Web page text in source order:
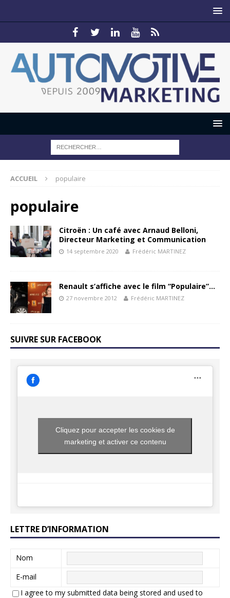
ACCUEIL populaire
populaire
Citroën : Un café avec Arnaud Belloni,
Directeur Marketing et Communication
14 septembre 2020 Frédéric MARTINEZ
Renault s’affiche avec le film “Populaire”…
27 novembre 2012 Frédéric MARTINEZ
SUIVRE SUR FACEBOOK
Cliquez pour accepter les cookies de
marketing et activer ce contenu
LETTRE D’INFORMATION
Nom
E-mail
I agree to my submitted data being stored and used to